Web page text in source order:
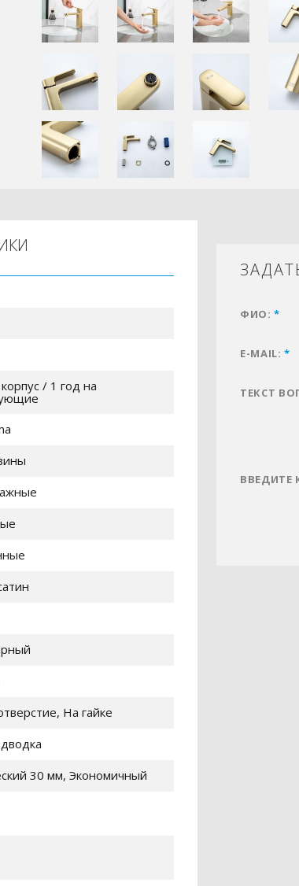
/ 1 год на
На гайке
30 мм, Экономичный
ФИО:*
E-MAIL:*
ТЕКСТ
ВВЕДИТЕ